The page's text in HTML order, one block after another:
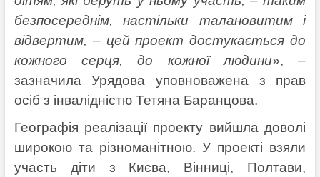
безпосереднім, настільки талановитим і
відвертим, – цей проект достукається до
кожного серця, до кожної людини», –
зазначила Урядова уповноважена з прав
осіб з інвалідністю Тетяна Баранцова.
Географія реалізації проекту вийшла доволі
широкою та різноманітною. У проекті взяли
участь діти з Києва, Вінниці, Полтави,